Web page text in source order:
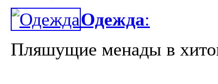
Одежда:
Пляшущие менады в